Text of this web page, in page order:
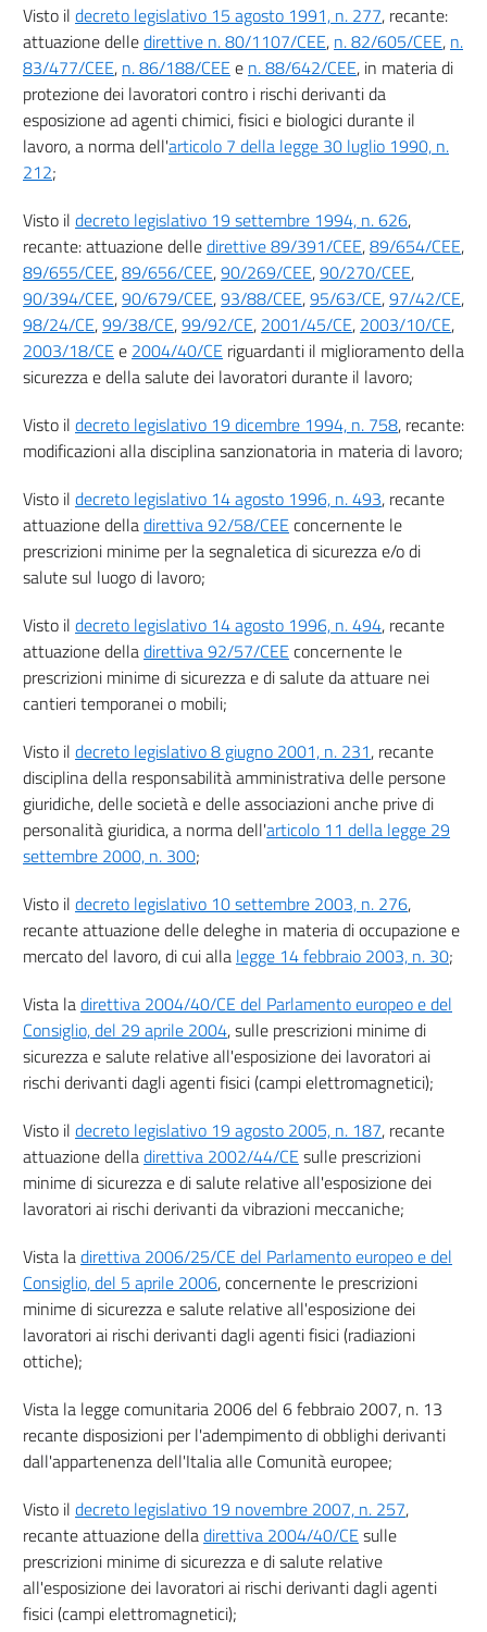
18
19
20
21
24
25
26
27
Sezione II
VALUTAZIONE DEI RISCHI
28
30
Sezione III
SERVIZIO DI PREVENZIONE E PROTEZIONE
32
33
34
35
Sezione IV
FORMAZIONE, INFORMAZIONE E ADDESTRAMENTO
36
Sezione V
SORVEGLIANZA SANITARIA
39
40
41
Sezione VI
GESTIONE DELLE EMERGENZE
43
44
45
46
Sezione VII
LAVORATORI
47
48
49
50
51
52
Visto il decreto legislativo 15 agosto 1991, n. 277, recante:
attuazione delledirettive n. 80/1107/CEE, n. 82/605/CEE, n.
83/477/CEE, n. 86/188/CEE e n. 88/642/CEE, in materia di
protezione dei lavoratori contro i rischi derivanti da
esposizione ad agenti chimici, fisici e biologici durante il
lavoro, a norma dell'articolo 7 della legge 30 luglio 1990, n.
212;
Visto il decreto legislativo 19 settembre 1994, n. 626,
recante: attuazione delledirettive 89/391/CEE,89/654/CEE,
89/655/CEE,89/656/CEE,90/269/CEE,90/270/CEE,
90/394/CEE,90/679/CEE,93/88/CEE,95/63/CE,97/42/CE,
98/24/CE,99/38/CE,99/92/CE, 2001/45/CE, 2003/10/CE,
2003/18/CE e 2004/40/CE riguardanti il miglioramento della
sicurezza e della salute dei lavoratori durante il lavoro;
Visto il decreto legislativo 19 dicembre 1994, n. 758, recante:
modificazioni alla disciplina sanzionatoria in materia di lavoro;
Visto il decreto legislativo 14 agosto 1996, n. 493, recante
attuazione delladirettiva 92/58/CEE concernente le
prescrizioni minime per la segnaletica di sicurezza e/o di
salute sul luogo di lavoro;
Visto il decreto legislativo 14 agosto 1996, n. 494, recante
attuazione delladirettiva 92/57/CEE concernente le
prescrizioni minime di sicurezza e di salute da attuare nei
cantieri temporanei o mobili;
Visto il decreto legislativo 8 giugno 2001, n. 231, recante
disciplina della responsabilità amministrativa delle persone
giuridiche, delle società e delle associazioni anche prive di
personalità giuridica, a norma dell'articolo 11 della legge 29
settembre 2000, n. 300;
Visto il decreto legislativo 10 settembre 2003, n. 276,
recante attuazione delle deleghe in materia di occupazione e
mercato del lavoro, di cui alla legge 14 febbraio 2003, n. 30;
Vista ladirettiva 2004/40/CE del Parlamento europeo e del
Consiglio, del 29 aprile 2004, sulle prescrizioni minime di
sicurezza e salute relative all'esposizione dei lavoratori ai
rischi derivanti dagli agenti fisici (campi elettromagnetici);
Visto il decreto legislativo 19 agosto 2005, n. 187, recante
attuazione delladirettiva 2002/44/CE sulle prescrizioni
minime di sicurezza e di salute relative all'esposizione dei
lavoratori ai rischi derivanti da vibrazioni meccaniche;
Vista ladirettiva 2006/25/CE del Parlamento europeo e del
Consiglio, del 5 aprile 2006, concernente le prescrizioni
minime di sicurezza e salute relative all'esposizione dei
lavoratori ai rischi derivanti dagli agenti fisici (radiazioni
ottiche);
Vista la legge comunitaria 2006 del 6 febbraio 2007, n. 13
recante disposizioni per l'adempimento di obblighi derivanti
dall'appartenenza dell'Italia alle Comunità europee;
Visto il decreto legislativo 19 novembre 2007, n. 257,
recante attuazione delladirettiva 2004/40/CE sulle
prescrizioni minime di sicurezza e di salute relative
all'esposizione dei lavoratori ai rischi derivanti dagli agenti
fisici (campi elettromagnetici);